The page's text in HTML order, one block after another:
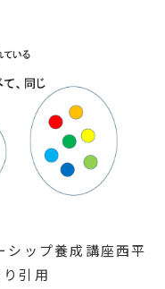
シップ養成講座西平
引用